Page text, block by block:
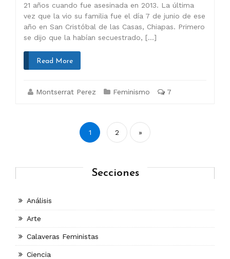
21 años cuando fue asesinada en 2013. La última
vez que la vio su familia fue el día 7 de junio de ese
año en San Cristóbal de las Casas, Chiapas. Primero
se dijo que la habían secuestrado, […]
Read More
Montserrat Perez Feminismo 7
Paginación
1 2 »
Secciones
Análisis
Arte
Calaveras Feministas
Ciencia